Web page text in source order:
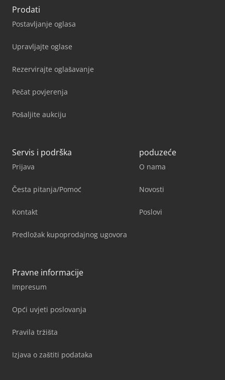
Prodati
Postavljanje oglasa
Upravljajte oglase
Rezervirajte oglašavanje
Pečat povjerenja
Pošaljite aukciju
Servis i podrška
Prijava
Česta pitanja/Pomoć
Kontakt
Predložak kupoprodajnog ugovora
poduzeće
O nama
Novosti
Poslovi
Pravne informacije
Impresum
Opći uvjeti poslovanja
Pravila tržišta
Izjava o zaštiti podataka